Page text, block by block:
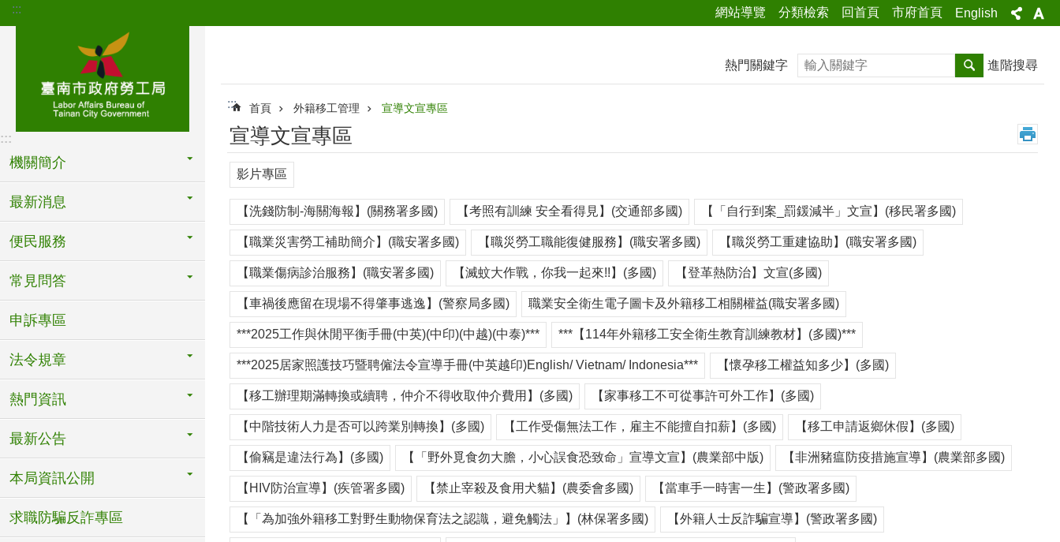
跳到主要內容區塊
::: 網站導覽 分類檢索 回首頁 市府首頁 English
:::
機關簡介
最新消息
便民服務
常見問答
申訴專區
法令規章
熱門資訊
最新公告
本局資訊公開
求職防騙反詐專區
熱門關鍵字 搜尋 進階搜尋
::: 首頁 外籍移工管理 宣導文宣專區
宣導文宣專區
影片專區
【洗錢防制-海關海報】(關務署多國) 【考照有訓練 安全看得見】(交通部多國) 【「自行到案_罰鍰減半」文宣】(移民署多國)
【職業災害勞工補助簡介】(職安署多國) 【職災勞工職能復健服務】(職安署多國) 【職災勞工重建協助】(職安署多國)
【職業傷病診治服務】(職安署多國) 【滅蚊大作戰，你我一起來!!】(多國) 【登革熱防治】文宣(多國)
【車禍後應留在現場不得肇事逃逸】(警察局多國) 職業安全衛生電子圖卡及外籍移工相關權益(職安署多國)
***2025工作與休閒平衡手冊(中英)(中印)(中越)(中泰)*** ***【114年外籍移工安全衛生教育訓練教材】(多國)***
***2025居家照護技巧暨聘僱法令宣導手冊(中英越印)English/ Vietnam/ Indonesia*** 【懷孕移工權益知多少】(多國)
【移工辦理期滿轉換或續聘，仲介不得收取仲介費用】(多國) 【家事移工不可從事許可外工作】(多國)
【中階技術人力是否可以跨業別轉換】(多國) 【工作受傷無法工作，雇主不能擅自扣薪】(多國) 【移工申請返鄉休假】(多國)
【偷竊是違法行為】(多國) 【「野外覓食勿大膽，小心誤食恐致命」宣導文宣】(農業部中版) 【非洲豬瘟防疫措施宣導】(農業部多國)
【HIV防治宣導】(疾管署多國) 【禁止宰殺及食用犬貓】(農委會多國) 【當車手一時害一生】(警政署多國)
【「為加強外籍移工對野生動物保育法之認識，避免觸法」】(林保署多國) 【外籍人士反詐騙宣導】(警政署多國)